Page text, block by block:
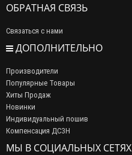
ОБРАТНАЯ СВЯЗЬ
Связаться с нами
ДОПОЛНИТЕЛЬНО
Производители
Популярные Товары
Хиты Продаж
Новинки
Индивидуальный пошив
Компенсация ДСЗН
МЫ В СОЦИАЛЬНЫХ СЕТЯХ